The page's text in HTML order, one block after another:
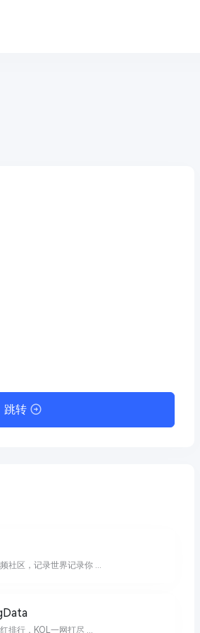
跳转
社区，记录世界记录你 ...
排行，KOL一网打尽 ...